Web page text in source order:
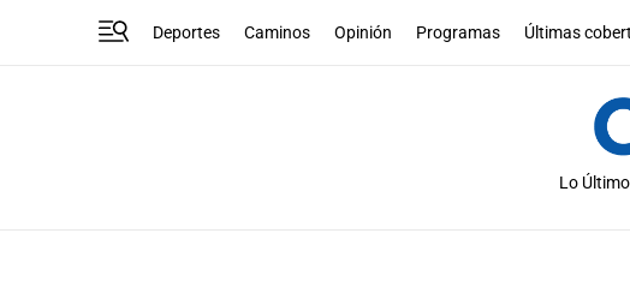
Deportes Caminos Opinión Programas Últimas
Lo Último